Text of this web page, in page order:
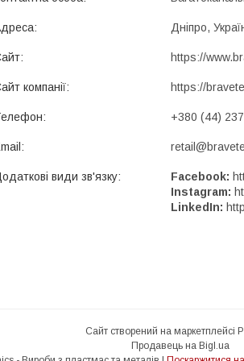
Дніпро,
https://
https://
+380 (44)
Facebook
Instagram
LinkedIn
Сайт створений на маркетплейсі
Продавець на Bigl.ua